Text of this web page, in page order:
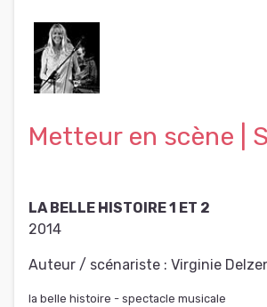
Metteur en scène |
LA BELLE HISTOIRE 1 ET 2
2014
Auteur / scénariste : Virginie
la belle histoire - spectacle musicale